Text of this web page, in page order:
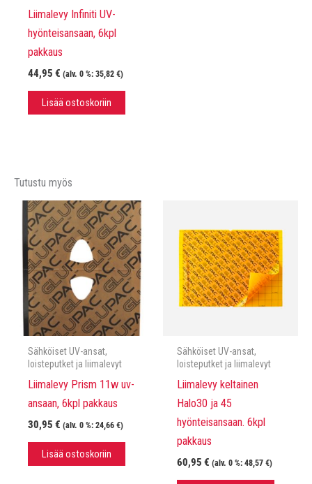
Liimalevy Infiniti UV-
hyönteisansaan, 6kpl
pakkaus
44,95 € (alv. 0 %: 35,82 €)
Lisää ostoskoriin
Tutustu myös
Sähköiset UV-ansat,
loisteputket ja liimalevyt
Liimalevy Prism 11w uv-
ansaan, 6kpl pakkaus
30,95 € (alv. 0 %: 24,66 €)
Lisää ostoskoriin
Sähköiset UV-ansat,
loisteputket ja liimalevyt
Liimalevy keltainen
Halo30 ja 45
hyönteisansaan. 6kpl
pakkaus
60,95 € (alv. 0 %: 48,57 €)